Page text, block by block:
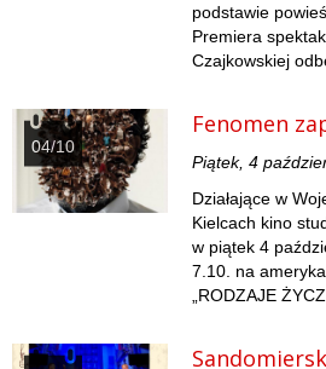
podstawie
Premiera
Czajkowskiej
04/10
Fenomen
Piątek, 4
Działające w
Kielcach kino
w piątek 4
7.10. na
„RODZAJE